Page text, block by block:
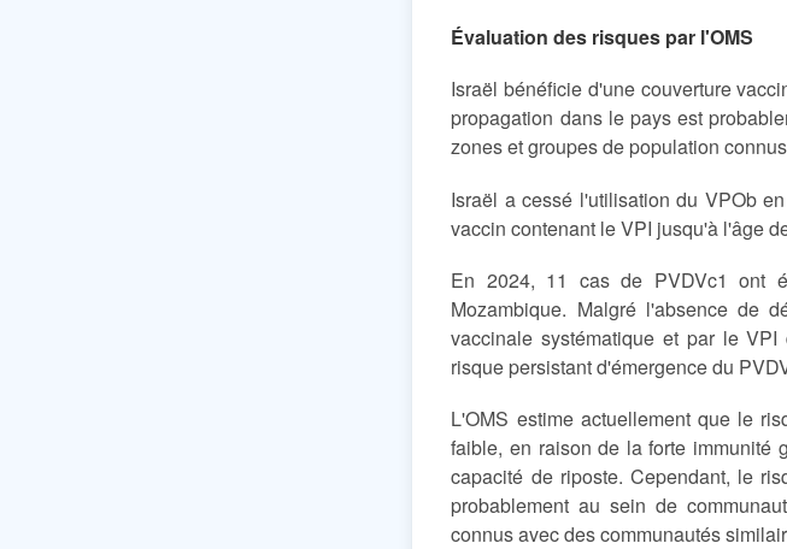
Évaluation des risques par l'OMS
Israël bénéficie d'une couverture
propagation dans le pays est
zones et groupes de population
Israël a cessé l'utilisation du VPOb
vaccin contenant le VPI jusqu'à l'âge
En 2024, 11 cas de PVDVc1 ont
Mozambique. Malgré l'absence de
vaccinale systématique et par le
risque persistant d'émergence du
L'OMS estime actuellement que le
faible, en raison de la forte immunité
capacité de riposte. Cependant, le
probablement au sein de
connus avec des communautés